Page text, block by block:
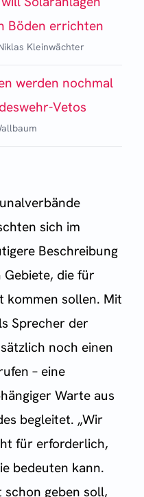
Böden errichten
Kleinwächter
werden nochmal
Vetos
sich im
Beschreibung
die für
kommen sollen. Mit
Sprecher der
noch einen
– eine
Warte aus
begleitet. „Wir
für erforderlich,
bedeuten kann.
schon geben soll,